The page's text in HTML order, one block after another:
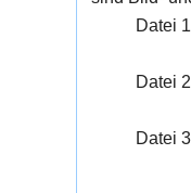
Datei 1
Datei 2
Datei 3